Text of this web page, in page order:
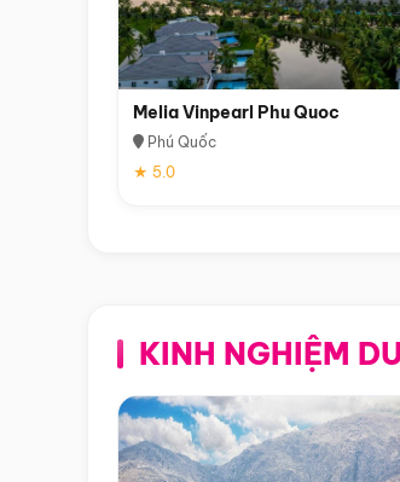
Melia Vinpearl Phu Quoc
Phú Quốc
★ 5.0
KINH NGHIỆM